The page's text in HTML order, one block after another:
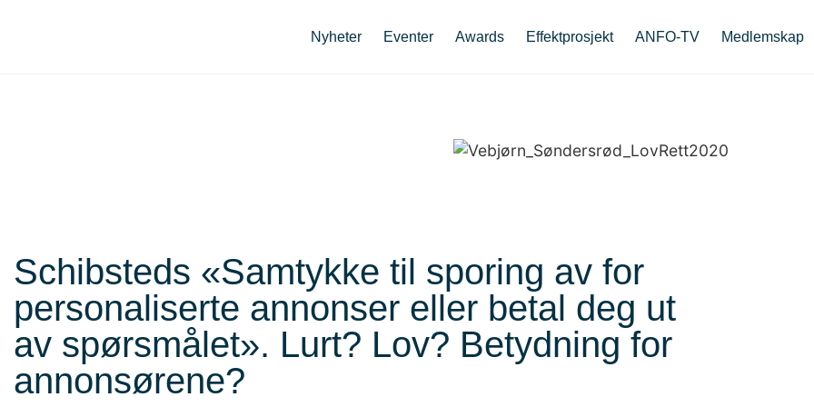
Nyheter Eventer Awards Effektprosjekt ANFO-TV Medlemskap
Schibsteds «Samtykke til sporing av for
personaliserte annonser eller betal deg ut
av spørsmålet». Lurt? Lov? Betydning for
annonsørene?